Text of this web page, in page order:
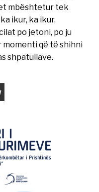
mbështetur tek
ikur, ka ikur.
po jetoni, po ju
që të shihni
shpatullave.